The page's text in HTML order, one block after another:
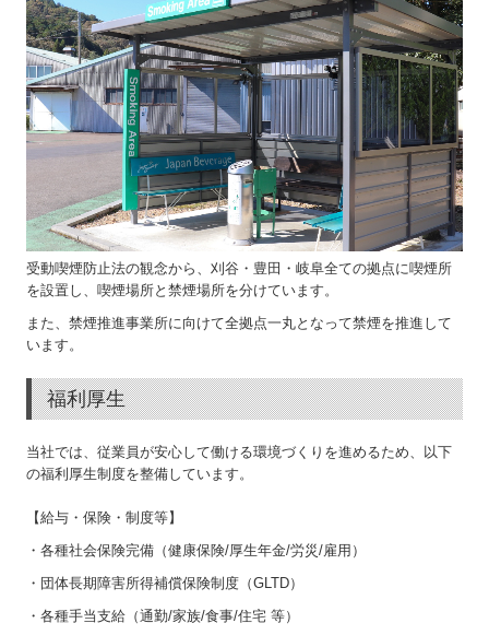
受動喫煙防止法の観念から、刈谷・豊田・岐阜全ての拠点に喫煙所
を設置し、喫煙場所と禁煙場所を分けています。
また、禁煙推進事業所に向けて全拠点一丸となって禁煙を推進して
います。
福利厚生
当社では、従業員が安心して働ける環境づくりを進めるため、以下
の福利厚生制度を整備しています。
【給与・保険・制度等】
・各種社会保険完備（健康保険/厚生年金/労災/雇用）
・団体長期障害所得補償保険制度（GLTD）
・各種手当支給（通勤/家族/食事/住宅 等）